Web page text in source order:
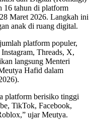
16 tahun di platform
Maret 2026. Langkah ini
anak di ruang digital.
platform populer,
Threads, X,
langsung Menteri
Hafid dalam
platform berisiko tinggi
TikTok, Facebook,
ujar Meutya.